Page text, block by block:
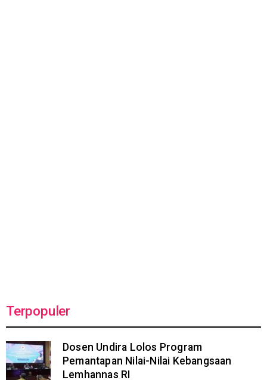
Terpopuler
Dosen Undira Lolos Program
Pemantapan Nilai-Nilai Kebangsaan
Lemhannas RI